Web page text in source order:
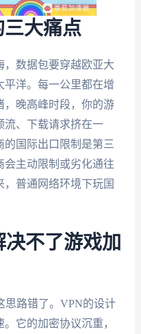
大痛点
，数据包要穿越欧亚大
平洋。每一公里都在增
，晚高峰时段，你的游
流、下载请求挤在一
国际出口限制是第三
会主动限制或劣化通往
普通网络环境下玩国
不了游戏加
思路错了。VPN的设计
它的加密协议沉重，